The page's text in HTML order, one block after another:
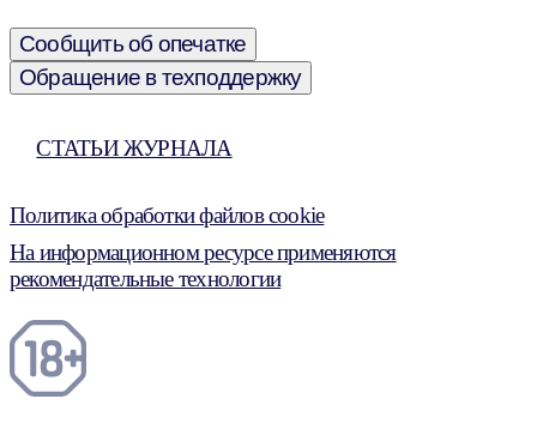
Сообщить об опечатке
Обращение в техподдержку
СТАТЬИ ЖУРНАЛА
Политика обработки файлов cookie
На информационном ресурсе применяются
рекомендательные технологии